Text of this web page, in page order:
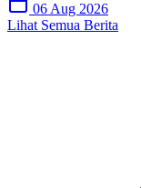
06 Aug 2026
Lihat Semua Berita